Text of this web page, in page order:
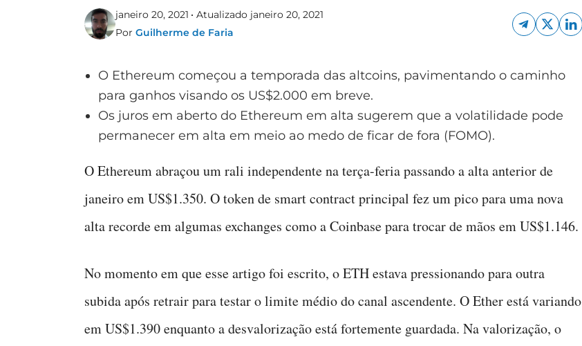
janeiro 20, 2021
Atualizado janeiro 20, 2021
Por Guilherme de Faria
O Ethereum começou a temporada das altcoins, pavimentando o caminho
para ganhos visando os US$2.000 em breve.
Os juros em aberto do Ethereum em alta sugerem que a volatilidade pode
permanecer em alta em meio ao medo de ficar de fora (FOMO).
O Ethereum abraçou um rali independente na terça-feria passando a alta anterior de
janeiro em US$1.350. O token de smart contract principal fez um pico para uma nova
alta recorde em algumas exchanges como a Coinbase para trocar de mãos em US$1.146.
No momento em que esse artigo foi escrito, o ETH estava pressionando para outra
subida após retrair para testar o limite médio do canal ascendente. O Ether está variando
em US$1.390 enquanto a desvalorização está fortemente guardada. Na valorização, o